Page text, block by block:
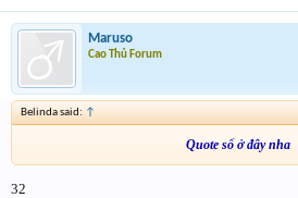
Maruso
Cao Thủ Forum
Belinda said: ↑
Quote số ở đây nha
32